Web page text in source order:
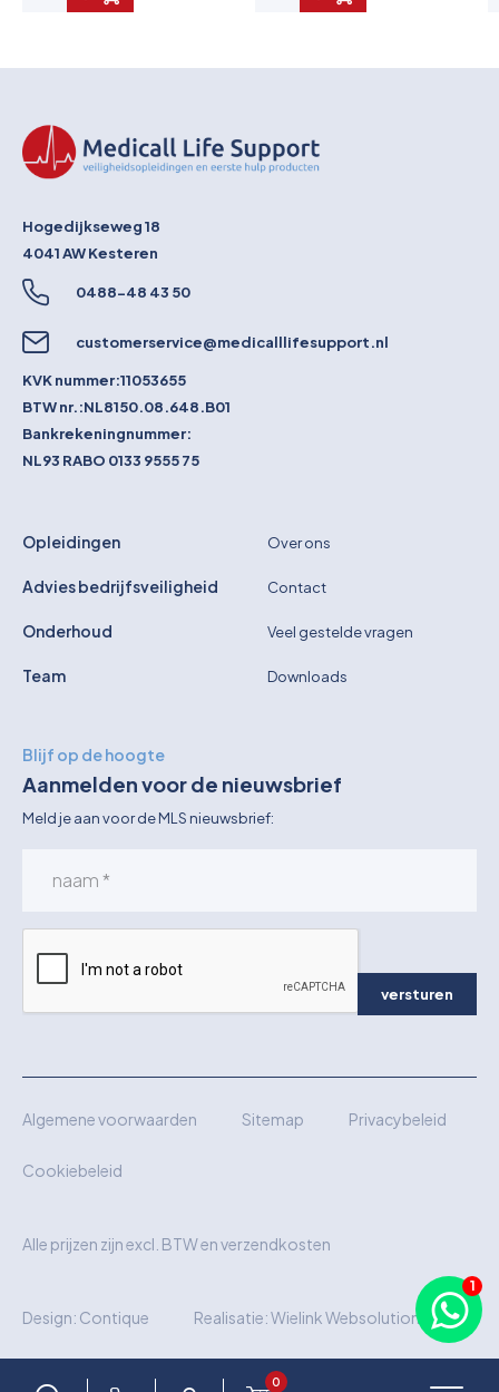
0
Hogedijkseweg 18
4041 AWKesteren
0488-48 43 50
customerservice@medicalllifesupport.nl
KVK nummer:11053655
BTW nr.:NL8150.08.648.B01
Bankrekeningnummer:
NL93 RABO 0133 9555 75
Opleidingen
Advies bedrijfsveiligheid
Onderhoud
Team
Over ons
Contact
Veel gestelde vragen
Downloads
Blijf op de hoogte
Aanmelden voor de nieuwsbrief
Meld je aan voor de MLS nieuwsbrief:
versturen
Algemene voorwaarden Sitemap Privacybeleid
Cookiebeleid
Alle prijzen zijn excl. BTW en verzendkosten
Design: Contique Realisatie:Wielink Websolutions